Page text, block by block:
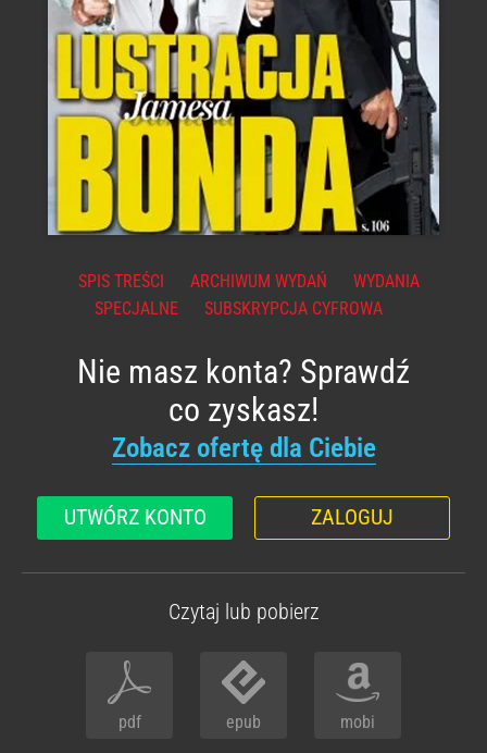
SPIS TREŚCI ARCHIWUM WYDAŃ
WYDANIA
SPECJALNE
SUBSKRYPCJA CYFROWA
Nie masz konta? Sprawdź
co zyskasz!
Zobacz ofertę dla Ciebie
UTWÓRZ KONTO ZALOGUJ
Czytaj lub pobierz
pdf epub mobi